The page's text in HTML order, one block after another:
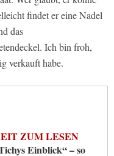
findet er eine Nadel
das
Ich bin froh,
verkauft habe.
ZUM LESEN
Einblick“ – so